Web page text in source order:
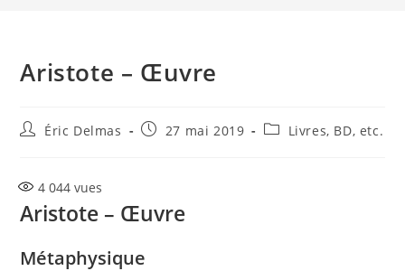
Aristote – Œuvre
Auteur/autrice
publication :
Éric Delmas
Publication
27 mai 2019
PostLivres, BD, etc.
4 044 vues
Aristote – Œuvre
Métaphysique